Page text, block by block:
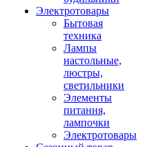
Электротовары
Бытовая
техника
Лампы
настольные,
люстры,
светильники
Элементы
питания,
лампочки
Электротовары